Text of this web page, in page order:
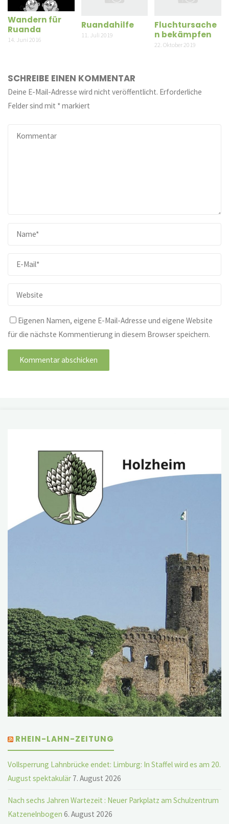
Wandern für
Ruanda
14. Juni 2016
Ruandahilfe
11. Juli 2019
Fluchtursache
n bekämpfen
22. Oktober 2019
SCHREIBE EINEN KOMMENTAR
Deine E-Mail-Adresse wird nicht veröffentlicht. Erforderliche
Felder sind mit *markiert
Eigenen Namen, eigene E-Mail-Adresse und eigene Website
für die nächste Kommentierung in diesem Browser speichern.
RHEIN-LAHN-ZEITUNG
Vollsperrung Lahnbrücke endet: Limburg: In Staffel wird es am 20.
August spektakulär 7. August 2026
Nach sechs Jahren Wartezeit : Neuer Parkplatz am Schulzentrum
Katzenelnbogen 6. August 2026